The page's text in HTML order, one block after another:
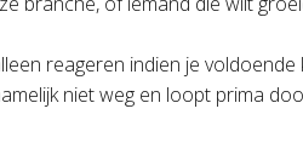
reageren indien je
niet weg en loopt prima